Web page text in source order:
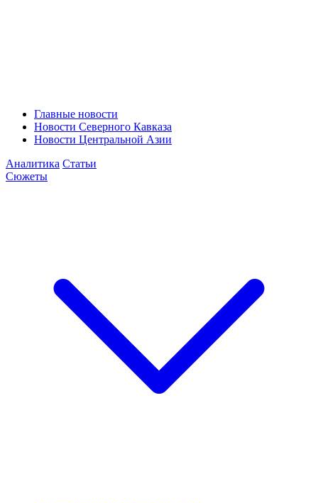
Главные новости
Новости Северного Кавказа
Новости Центральной Азии
Аналитика Статьи
Сюжеты